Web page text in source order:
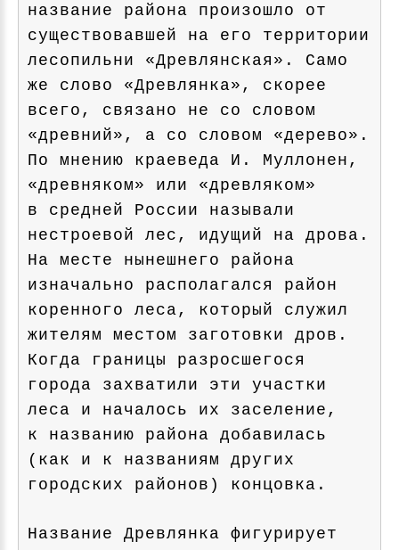
название района произошло от
существовавшей на его территории
лесопильни «Древлянская». Само
же слово «Древлянка», скорее
всего, связано не со словом
«древний», а со словом «дерево».
По мнению краеведа И. Муллонен,
«древняком» или «древляком»
в средней России называли
нестроевой лес, идущий на дрова.
На месте нынешнего района
изначально располагался район
коренного леса, который служил
жителям местом заготовки дров.
Когда границы разросшегося
города захватили эти участки
леса и началось их заселение,
к названию района добавилась
(как и к названиям других
городских районов) концовка.
Название Древлянка фигурирует